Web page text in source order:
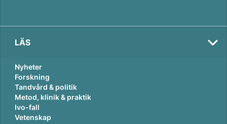
LÄS
Nyheter
Forskning
Tandvård & politik
Metod, klinik & praktik
Ivo-fall
Vetenskap